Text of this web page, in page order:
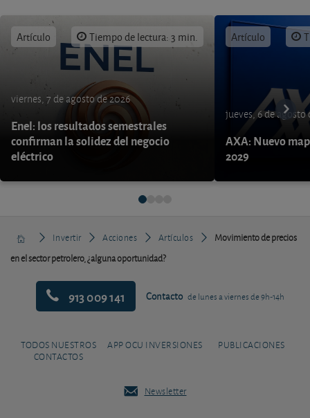
Artículo Tiempo de lectura: 3 min.
viernes, 7 de agosto de 2026
Enel: los resultados semestrales
confirman la solidez del negocio
eléctrico
Artículo
jueves, 6 de agosto
AXA: Nuevo
2029
Invertir Acciones Artículos
Movimiento de precios
en el sector petrolero, ¿alguna oportunidad?
913 009 141 Contacto de lunes a viernes de 9h-14h
TODOS NUESTROS
CONTACTOS
APP OCU INVERSIONES PUBLICACIONES
Newsletter